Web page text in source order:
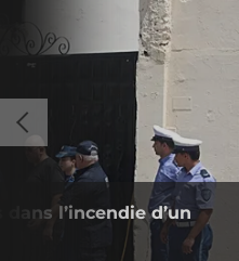
l’incendie d’un